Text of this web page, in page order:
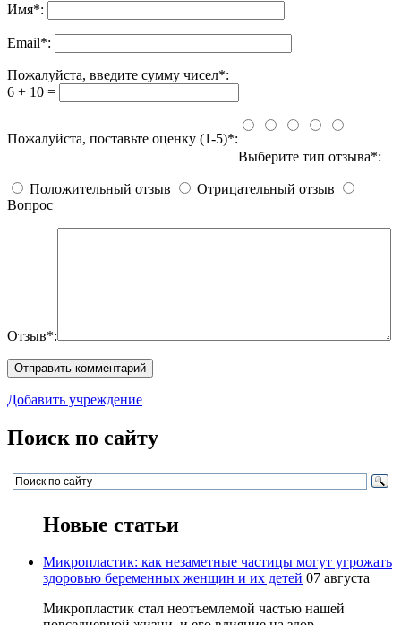
Имя*:
Email*:
Пожалуйста, введите сумму чисел*:
6 + 10 =
Пожалуйста, поставьте оценку (1-5)*:
Выберите тип отзыва*:
Положительный отзыв
Отрицательный отзыв
Вопрос
Отзыв*:
Добавить учреждение
Поиск по сайту
Новые статьи
Микропластик: как незаметные частицы могут угрожать
здоровью беременных женщин и их детей 07 августа
Микропластик стал неотъемлемой частью нашей